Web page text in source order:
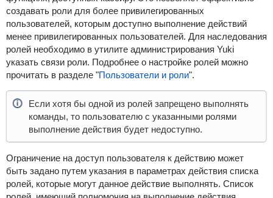
создавать роли для более привилегированных
пользователей, которым доступно выполнение действий
менее привилегированных пользователей. Для наследования
ролей необходимо в утилите администрирования Yuki
указать связи роли. Подробнее о настройке ролей можно
прочитать в разделе "Пользователи и роли".
Если хотя бы одной из ролей запрещено выполнять
команды, то пользователю с указанными ролями
выполнение действия будет недоступно.
Ограничение на доступ пользователя к действию может
быть задано путем указания в параметрах действия списка
ролей, которые могут данное действие выполнять. Список